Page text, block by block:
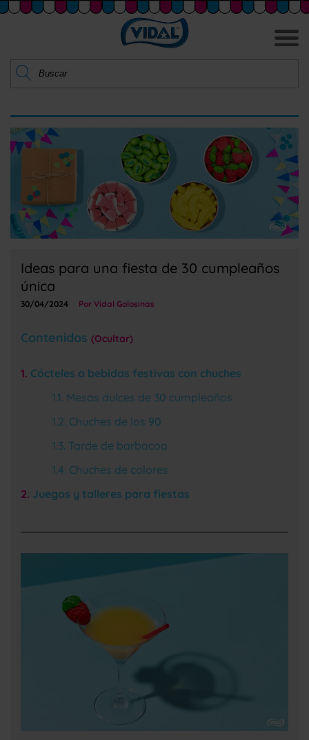
Ideas para una fiesta de 30 cumpleaños
única
30/04/2024 Por Vidal Golosinas
Contenidos Ocultar
Cócteles o bebidas festivas con chuches
Mesas dulces de 30 cumpleaños
Chuches de los 90
Tarde de barbacoa
Chuches de colores
Juegos y talleres para fiestas